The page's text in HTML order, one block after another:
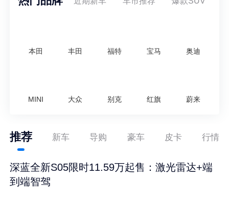
本田 丰田 福特 宝马 奥迪
MINI 大众 别克 红旗 蔚来
推荐 新车 导购 豪车 皮卡 行情
深蓝全新S05限时11.59万起售：激光雷达+端
到端智驾